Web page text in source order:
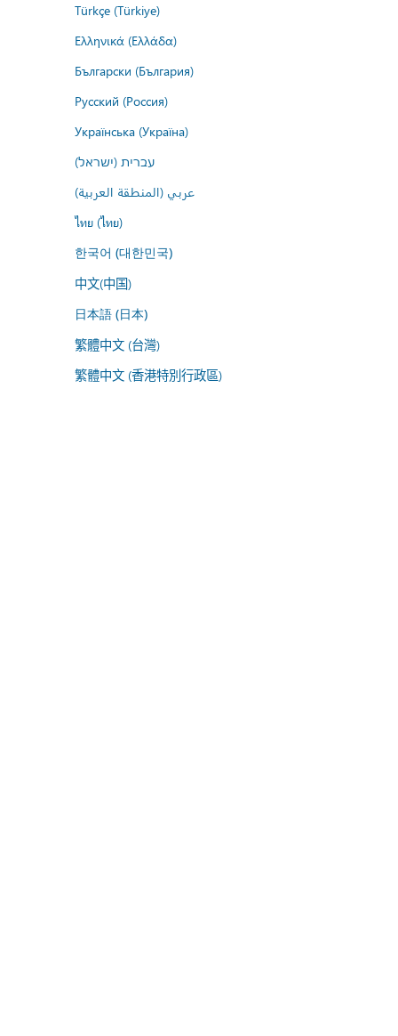
Türkçe (Türkiye)
Ελληνικά (Ελλάδα)
Български (България)
Русский (Россия)
Українська (Україна)
עברית (ישראל)
عربي (المنطقة العربية)
ไทย (ไทย)
한국어 (대한민국)
中文(中国)
日本語 (日本)
繁體中文 (台灣)
繁體中文 (香港特別行政區)